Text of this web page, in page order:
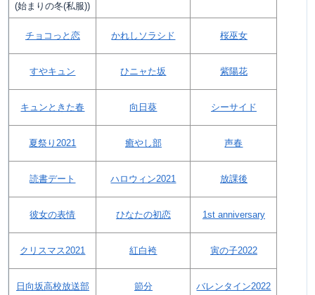
(始まりの冬(私服))
チョコっと恋 かれしソラシド 桜巫女
すやキュン ひニャた坂 紫陽花
キュンときた春 向日葵 シーサイド
夏祭り2021 癒やし部 声春
読書デート ハロウィン2021 放課後
彼女の表情 ひなたの初恋 1st anniversary
クリスマス2021 紅白袴 寅の子2022
日向坂高校放送部 節分 バレンタイン2022